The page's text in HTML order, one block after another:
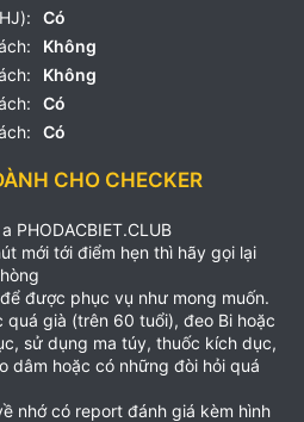
Có
Không
Không
Có
Có
CHO CHECKER
PHODACBIET.CLUB
mới tới điểm hẹn thì hãy gọi lại
được phục vụ như mong muốn.
già (trên 60 tuổi), đeo Bi hoặc
sử dụng ma túy, thuốc kích dục,
dâm hoặc có những đòi hỏi quá
nhớ có report đánh giá kèm hình